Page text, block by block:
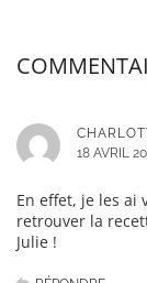
18 AVRIL
En effet, je les ai
retrouver la
Julie !